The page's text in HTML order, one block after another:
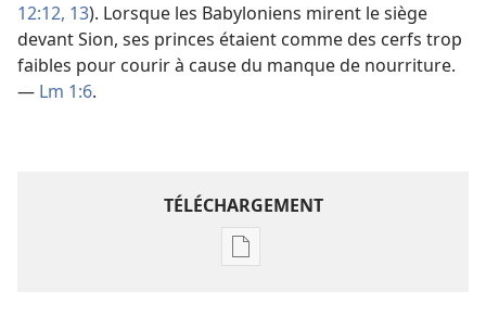
12:12, 13). Lorsque les Babyloniens mirent le siège
devant Sion, ses princes étaient comme des cerfs trop
faibles pour courir à cause du manque de nourriture.
— Lm 1:6.
TÉLÉCHARGEMENT
Options